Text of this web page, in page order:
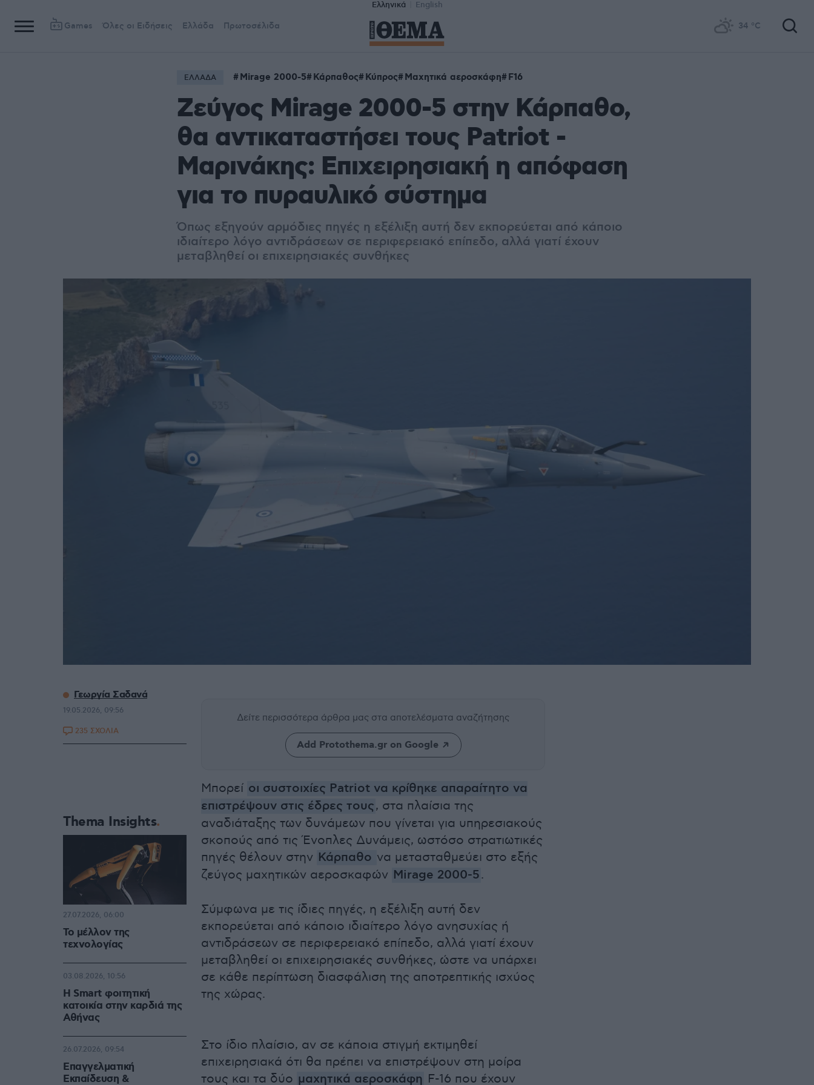
Ελληνικά English
Games Όλες οι Ειδήσεις Ελλάδα Πρωτοσέλιδα 34 °C
ΕΛΛΑΔΑ Mirage 2000-5 Κάρπαθος Κύπρος Μαχητικά αεροσκάφη F16
Ζεύγος Mirage 2000-5 στην Κάρπαθο,
θα αντικαταστήσει τους Patriot -
Μαρινάκης: Επιχειρησιακή η απόφαση
για το πυραυλικό σύστημα
Όπως εξηγούν αρμόδιες πηγές η εξέλιξη αυτή δεν εκπορεύεται από κάποιο
ιδιαίτερο λόγο αντιδράσεων σε περιφερειακό επίπεδο, αλλά γιατί έχουν
μεταβληθεί οι επιχειρησιακές συνθήκες
Δείτε περισσότερα άρθρα μας στα αποτελέσματα αναζήτησης
Add Protothema.gr on Google
Μπορεί οι συστοιχίες Patriot να κρίθηκε απαραίτητο να
επιστρέψουν στις έδρες τους, στα πλαίσια της
αναδιάταξης των δυνάμεων που γίνεται για υπηρεσιακούς
σκοπούς από τις Ένοπλες Δυνάμεις, ωστόσο στρατιωτικές
πηγές θέλουν στην Κάρπαθο να μετασταθμεύει στο εξής
ζεύγος μαχητικών αεροσκαφών Mirage 2000-5.
Σύμφωνα με τις ίδιες πηγές, η εξέλιξη αυτή δεν
εκπορεύεται από κάποιο ιδιαίτερο λόγο ανησυχίας ή
αντιδράσεων σε περιφερειακό επίπεδο, αλλά γιατί έχουν
μεταβληθεί οι επιχειρησιακές συνθήκες, ώστε να υπάρχει
σε κάθε περίπτωση διασφάλιση της αποτρεπτικής ισχύος
της χώρας.
Στο ίδιο πλαίσιο, αν σε κάποια στιγμή εκτιμηθεί
επιχειρησιακά ότι θα πρέπει να επιστρέψουν στη μοίρα
τους και τα δύο μαχητικά αεροσκάφη F-16 που έχουν
Γεωργία Σαδανά
19.05.2026, 09:56
235 ΣΧΟΛΙΑ
Thema Insights
Το μέλλον της
τεχνολογίας
27.07.2026, 06:00
Η Smart φοιτητική
κατοικία στην καρδιά της
Αθήνας
03.08.2026, 10:56
Επαγγελματική
Εκπαίδευση &
26.07.2026, 09:54